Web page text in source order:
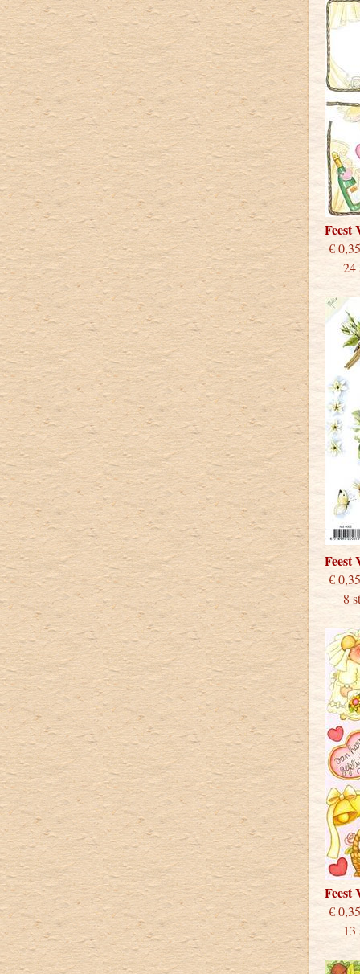
Feest
24
Feest
8
Feest
13